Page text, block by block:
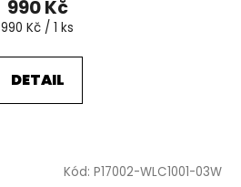
990 Kč
Měrná
990 Kč / 1 ks
DETAIL
Kód: P17002-WLC1001-03W